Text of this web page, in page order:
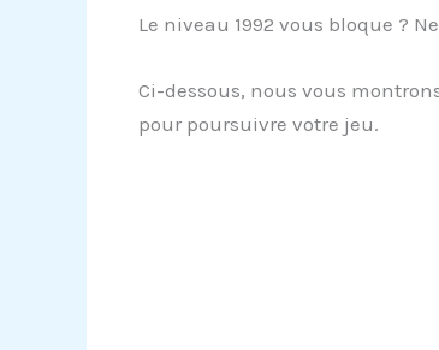
Le niveau 1992 vous bloque ?
Ci-dessous, nous vous
pour poursuivre votre jeu.